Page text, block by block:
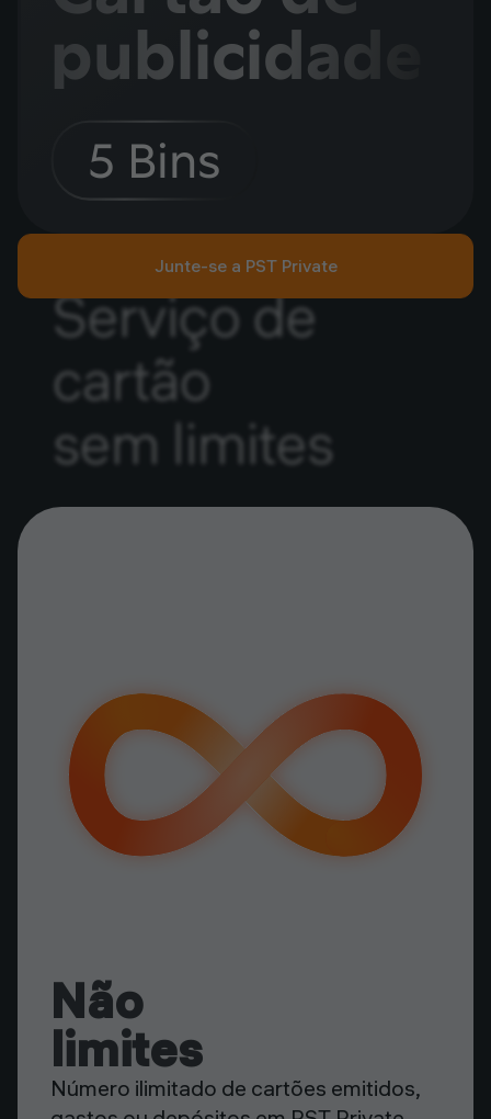
publicidade
5 Bins
Junte-se a PST Private
Serviço de
cartão
sem limites
Não
limites
Número ilimitado de cartões emitidos,